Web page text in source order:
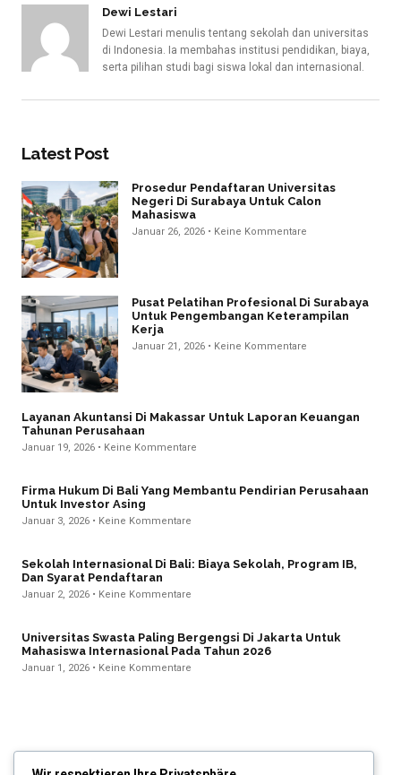
Dewi Lestari
Dewi Lestari menulis tentang sekolah dan universitas
di Indonesia. Ia membahas institusi pendidikan, biaya,
serta pilihan studi bagi siswa lokal dan internasional.
Latest Post
Prosedur Pendaftaran Universitas
Negeri Di Surabaya Untuk Calon
Mahasiswa
Januar 26, 2026 Keine Kommentare
Pusat Pelatihan Profesional Di Surabaya
Untuk Pengembangan Keterampilan
Kerja
Januar 21, 2026 Keine Kommentare
Layanan Akuntansi Di Makassar Untuk Laporan Keuangan
Tahunan Perusahaan
Januar 19, 2026 Keine Kommentare
Firma Hukum Di Bali Yang Membantu Pendirian Perusahaan
Untuk Investor Asing
Januar 3, 2026 Keine Kommentare
Sekolah Internasional Di Bali: Biaya Sekolah, Program IB,
Dan Syarat Pendaftaran
Januar 2, 2026 Keine Kommentare
Universitas Swasta Paling Bergengsi Di Jakarta Untuk
Mahasiswa Internasional Pada Tahun 2026
Januar 1, 2026 Keine Kommentare